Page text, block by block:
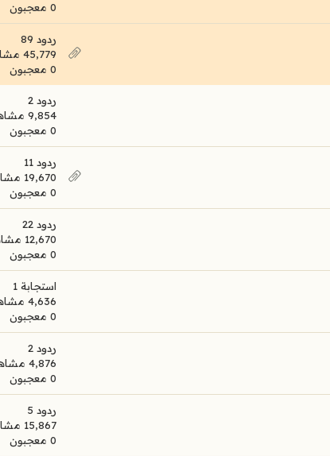
0 معجبون
ردود 89
45,779 مشاهدات
0 معجبون
ردود 2
9,854 مشاهدات
0 معجبون
ردود 11
19,670 مشاهدات
0 معجبون
ردود 22
12,670 مشاهدات
0 معجبون
استجابة 1
4,636 مشاهدات
0 معجبون
ردود 2
4,876 مشاهدات
0 معجبون
ردود 5
15,867 مشاهدات
0 معجبون